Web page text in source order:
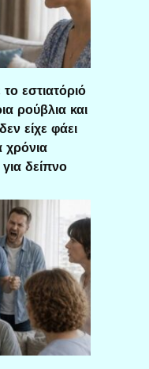
εστιατόριό
ρούβλια και
είχε φάει
χρόνια
δείπνο